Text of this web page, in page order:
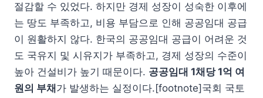
절감할 수 있었다. 하지만 경제 성장이 성숙한 이후에
는 땅도 부족하고, 비용 부담으로 인해 공공임대 공급
이 원활하지 않다. 한국의 공공임대 공급이 어려운 것
도 국유지 및 시유지가 부족하고, 경제 성장의 수준이
높아 건설비가 높기 때문이다. 공공임대 1채당 1억 여
원의 부채 가 발생하는 실정이다.[footnote]국회 국토